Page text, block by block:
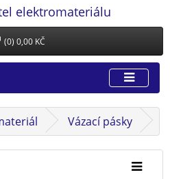
elektromateriálu
(0) 0,00 KČ
Vázací pásky